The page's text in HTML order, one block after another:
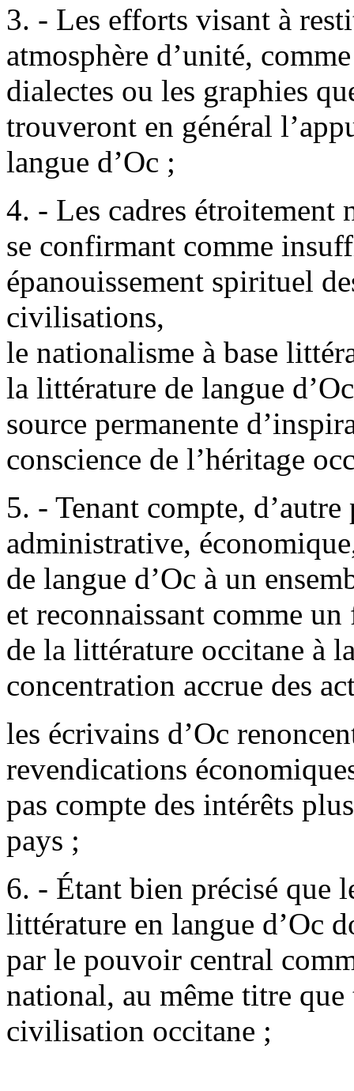
3. - Les efforts visant à
atmosphère d’unité,
dialectes ou les graphies
trouveront en général
langue d’Oc ;
4. - Les cadres étroitement
se confirmant comme
épanouissement spirituel
civilisations,
le nationalisme à base
la littérature de langue
source permanente
conscience de l’héritage
5. - Tenant compte,
administrative,
de langue d’Oc à un
et reconnaissant comme
de la littérature occitane à
concentration accrue des
les écrivains d’Oc
revendications
pas compte des intérêts
pays ;
6. - Étant bien précisé que
littérature en langue d’Oc
par le pouvoir central
national, au même titre
civilisation occitane ;